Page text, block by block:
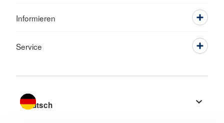
Informieren
Service
Sprache wechseln zu